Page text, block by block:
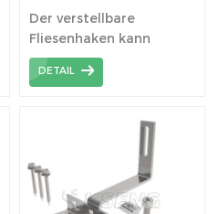
Der verstellbare
Fliesenhaken kann
horizontal und vertikal
eingestellt werden, was
Fliesenhaken bietet.
DETAIL